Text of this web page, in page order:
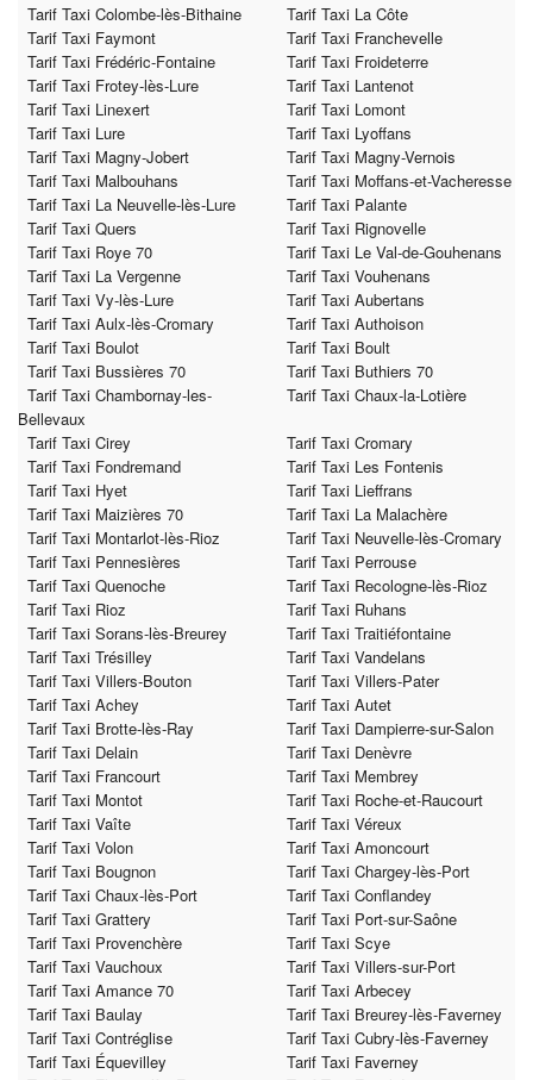
Tarif Taxi Colombe-lès-Bithaine
Tarif Taxi La Côte
Tarif Taxi Faymont
Tarif Taxi Franchevelle
Tarif Taxi Frédéric-Fontaine
Tarif Taxi Froideterre
Tarif Taxi Frotey-lès-Lure
Tarif Taxi Lantenot
Tarif Taxi Linexert
Tarif Taxi Lomont
Tarif Taxi Lure
Tarif Taxi Lyoffans
Tarif Taxi Magny-Jobert
Tarif Taxi Magny-Vernois
Tarif Taxi Malbouhans
Tarif Taxi Moffans-et-Vacheresse
Tarif Taxi La Neuvelle-lès-Lure
Tarif Taxi Palante
Tarif Taxi Quers
Tarif Taxi Rignovelle
Tarif Taxi Roye 70
Tarif Taxi Le Val-de-Gouhenans
Tarif Taxi La Vergenne
Tarif Taxi Vouhenans
Tarif Taxi Vy-lès-Lure
Tarif Taxi Aubertans
Tarif Taxi Aulx-lès-Cromary
Tarif Taxi Authoison
Tarif Taxi Boulot
Tarif Taxi Boult
Tarif Taxi Bussières 70
Tarif Taxi Buthiers 70
Tarif Taxi Chambornay-les-
Bellevaux
Tarif Taxi Chaux-la-Lotière
Tarif Taxi Cirey
Tarif Taxi Cromary
Tarif Taxi Fondremand
Tarif Taxi Les Fontenis
Tarif Taxi Hyet
Tarif Taxi Lieffrans
Tarif Taxi Maizières 70
Tarif Taxi La Malachère
Tarif Taxi Montarlot-lès-Rioz
Tarif Taxi Neuvelle-lès-Cromary
Tarif Taxi Pennesières
Tarif Taxi Perrouse
Tarif Taxi Quenoche
Tarif Taxi Recologne-lès-Rioz
Tarif Taxi Rioz
Tarif Taxi Ruhans
Tarif Taxi Sorans-lès-Breurey
Tarif Taxi Traitiéfontaine
Tarif Taxi Trésilley
Tarif Taxi Vandelans
Tarif Taxi Villers-Bouton
Tarif Taxi Villers-Pater
Tarif Taxi Achey
Tarif Taxi Autet
Tarif Taxi Brotte-lès-Ray
Tarif Taxi Dampierre-sur-Salon
Tarif Taxi Delain
Tarif Taxi Denèvre
Tarif Taxi Francourt
Tarif Taxi Membrey
Tarif Taxi Montot
Tarif Taxi Roche-et-Raucourt
Tarif Taxi Vaîte
Tarif Taxi Véreux
Tarif Taxi Volon
Tarif Taxi Amoncourt
Tarif Taxi Bougnon
Tarif Taxi Chargey-lès-Port
Tarif Taxi Chaux-lès-Port
Tarif Taxi Conflandey
Tarif Taxi Grattery
Tarif Taxi Port-sur-Saône
Tarif Taxi Provenchère
Tarif Taxi Scye
Tarif Taxi Vauchoux
Tarif Taxi Villers-sur-Port
Tarif Taxi Amance 70
Tarif Taxi Arbecey
Tarif Taxi Baulay
Tarif Taxi Breurey-lès-Faverney
Tarif Taxi Contréglise
Tarif Taxi Cubry-lès-Faverney
Tarif Taxi Équevilley
Tarif Taxi Faverney